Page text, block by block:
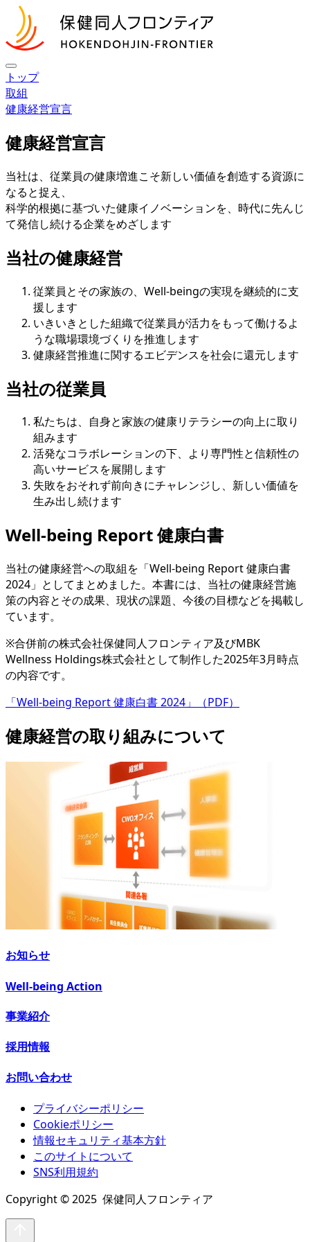
トップ
取組
健康経営宣言
健康経営宣言
当社は、従業員の健康増進こそ新しい価値を創造する資源に
なると捉え、
科学的根拠に基づいた健康イノベーションを、時代に先んじ
て発信し続ける企業をめざします
当社の健康経営
従業員とその家族の、Well-beingの実現を継続的に支
援します
いきいきとした組織で従業員が活力をもって働けるよ
うな職場環境づくりを推進します
健康経営推進に関するエビデンスを社会に還元します
当社の従業員
私たちは、自身と家族の健康リテラシーの向上に取り
組みます
活発なコラボレーションの下、より専門性と信頼性の
高いサービスを展開します
失敗をおそれず前向きにチャレンジし、新しい価値を
生み出し続けます
Well-being Report 健康白書
当社の健康経営への取組を「Well-being Report 健康白書
2024」としてまとめました。本書には、当社の健康経営施
策の内容とその成果、現状の課題、今後の目標などを掲載し
ています。
※合併前の株式会社保健同人フロンティア及びMBK
Wellness Holdings株式会社として制作した2025年3月時点
の内容です。
「Well-being Report 健康白書 2024」（PDF）
健康経営の取り組みについて
お知らせ
Well-being Action
事業紹介
採用情報
お問い合わせ
プライバシーポリシー
Cookieポリシー
情報セキュリティ基本方針
このサイトについて
SNS利用規約
Copyright © 2025 保健同人フロンティア